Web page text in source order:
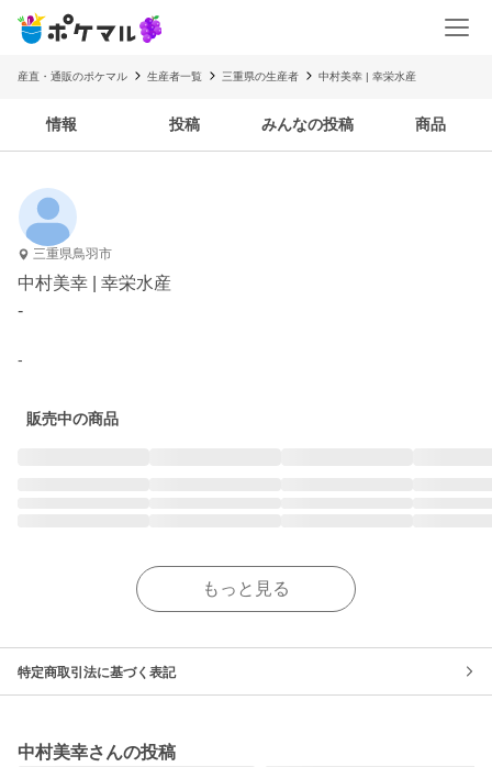
産直・通販のポケマル 生産者一覧 三重県の生産者 中村美幸 | 幸栄水産
情報 投稿 みんなの投稿 商品
三重県鳥羽市
中村美幸 | 幸栄水産
-
-
販売中の商品
もっと見る
特定商取引法に基づく表記
中村美幸さんの投稿